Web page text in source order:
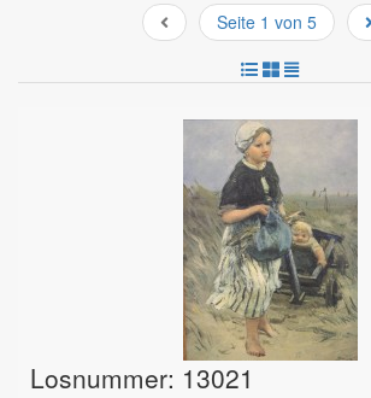
Seite 1 von 5
Losnummer: 13021